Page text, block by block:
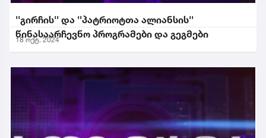
''გირჩის'' და ''პატრიოტთა ალიანსის''
წინასაარჩევნო პროგრამები და გეგმები
18 ოქტ. 2024